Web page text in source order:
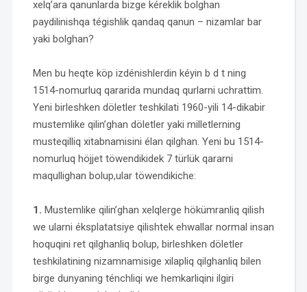
xelq’ara qanunlarda bizge kéreklik bolghan
paydilinishqa tégishlik qandaq qanun – nizamlar bar
yaki bolghan?
Men bu heqte köp izdénishlerdin kéyin b d t ning
1514-nomurluq qararida mundaq qurlarni uchrattim.
Yeni birleshken döletler teshkilati 1960-yili 14-dikabir
mustemlike qilin’ghan döletler yaki milletlerning
musteqilliq xitabnamisini élan qilghan. Yeni bu 1514-
nomurluq höjjet töwendikidek 7 türlük qararni
maqullighan bolup,ular töwendikiche:
1. Mustemlike qilin’ghan xelqlerge hökümranliq qilish
we ularni éksplatatsiye qilishtek ehwallar normal insan
hoquqini ret qilghanliq bolup, birleshken döletler
teshkilatining nizamnamisige xilapliq qilghanliq bilen
birge dunyaning ténchliqi we hemkarliqini ilgiri